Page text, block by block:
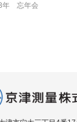
年 忘年会